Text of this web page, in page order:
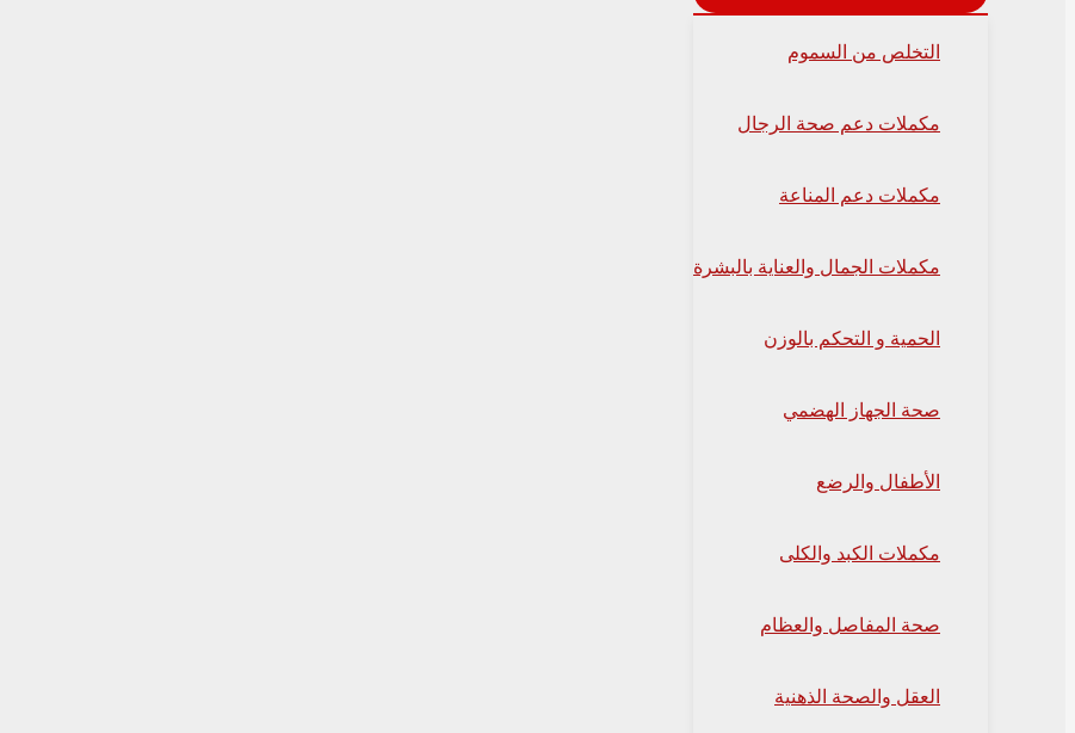
التخلص من السموم
مكملات دعم صحة الرجال
مكملات دعم المناعة
مكملات الجمال والعناية بالبشرة
الحمية و التحكم بالوزن
صحة الجهاز الهضمي
الأطفال والرضع
مكملات الكبد والكلى
صحة المفاصل والعظام
العقل والصحة الذهنية